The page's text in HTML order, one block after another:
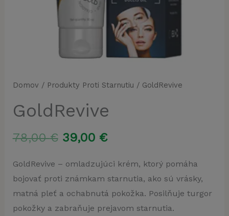
Domov / Produkty Proti Starnutiu / GoldRevive
GoldRevive
78,00€ Pôvodná
cena
bola:
78,00 €.
39,00 €Aktuálna
cena
je:
39,00 €.
GoldRevive – omladzujúci krém, ktorý pomáha
bojovať proti známkam starnutia, ako sú vrásky,
matná pleť a ochabnutá pokožka. Posilňuje turgor
pokožky a zabraňuje prejavom starnutia.